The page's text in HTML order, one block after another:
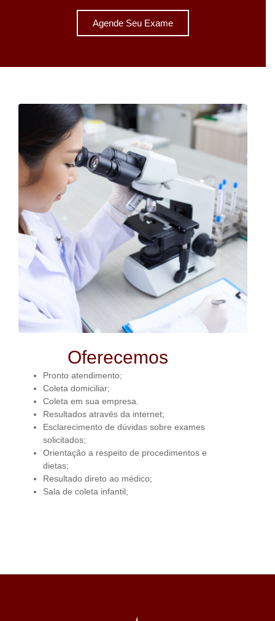
Agende Seu Exame
Oferecemos
Pronto atendimento;
Coleta domiciliar;
Coleta em sua empresa.
Resultados através da internet;
Esclarecimento de dúvidas sobre exames
solicitados;
Orientação a respeito de procedimentos e
dietas;
Resultado direto ao médico;
Sala de coleta infantil;